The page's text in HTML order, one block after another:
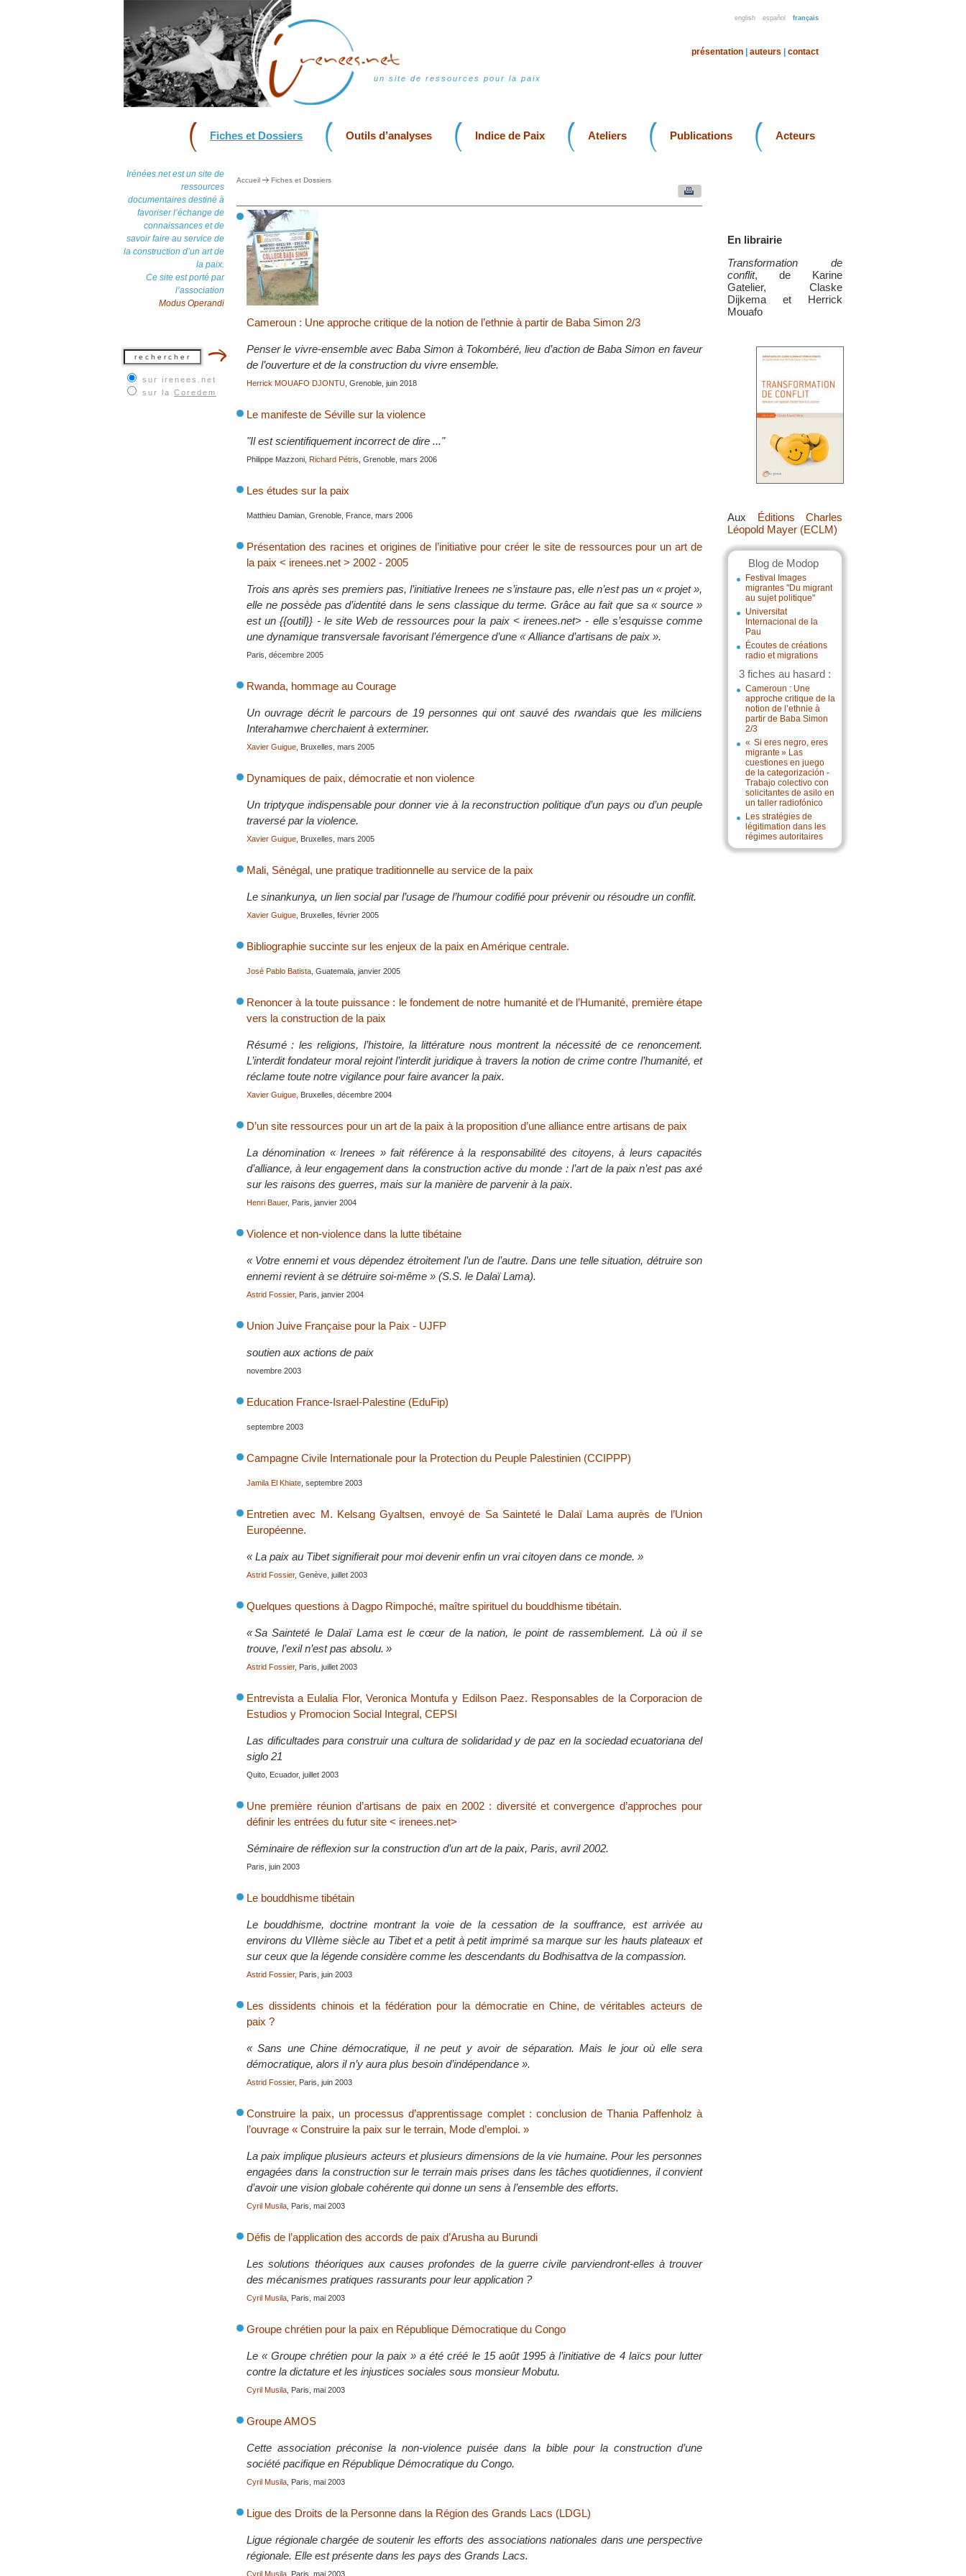
english español français
un site de ressources pour la paix
présentation auteurs contact
Fiches et Dossiers Outils d’analyses Indice de Paix Ateliers Publications Acteurs
Irénées.net est un site de
ressources
documentaires destiné à
favoriser l’échange de
connaissances et de
savoir faire au service de
la construction d’un art de
la paix.
Ce site est porté par
l’association
Modus Operandi
sur irenees.net
sur la Coredem
En librairie
Transformation de
conflit, de Karine
Gatelier, Claske
Dijkema et Herrick
Mouafo
Aux Éditions Charles
Léopold Mayer (ECLM)
Blog de Modop
Festival Images
migrantes "Du migrant
au sujet politique"
Universitat
Internacional de la
Pau
Écoutes de créations
radio et migrations
3 fiches au hasard :
Cameroun : Une
approche critique de la
notion de l’ethnie à
partir de Baba Simon
2/3
« Si eres negro, eres
migrante » Las
cuestiones en juego
de la categorización -
Trabajo colectivo con
solicitantes de asilo en
un taller radiofónico
Les stratégies de
légitimation dans les
régimes autoritaires
Accueil Fiches et Dossiers
Cameroun : Une approche critique de la notion de l’ethnie à partir de Baba Simon 2/3
Penser le vivre-ensemble avec Baba Simon à Tokombéré, lieu d’action de Baba Simon en faveur
de l’ouverture et de la construction du vivre ensemble.
Herrick MOUAFO DJONTU , Grenoble, juin 2018
Le manifeste de Séville sur la violence
"Il est scientifiquement incorrect de dire ..."
Philippe Mazzoni, Richard Pétris , Grenoble, mars 2006
Les études sur la paix
Matthieu Damian, Grenoble, France, mars 2006
Présentation des racines et origines de l’initiative pour créer le site de ressources pour un art de
la paix < irenees.net > 2002 - 2005
Trois ans après ses premiers pas, l’initiative Irenees ne s’instaure pas, elle n’est pas un « projet »,
elle ne possède pas d’identité dans le sens classique du terme. Grâce au fait que sa « source »
est un {{outil}} - le site Web de ressources pour la paix < irenees.net> - elle s’esquisse comme
une dynamique transversale favorisant l’émergence d’une « Alliance d’artisans de paix ».
Paris, décembre 2005
Rwanda, hommage au Courage
Un ouvrage décrit le parcours de 19 personnes qui ont sauvé des rwandais que les miliciens
Interahamwe cherchaient à exterminer.
Xavier Guigue , Bruxelles, mars 2005
Dynamiques de paix, démocratie et non violence
Un triptyque indispensable pour donner vie à la reconstruction politique d’un pays ou d’un peuple
traversé par la violence.
Xavier Guigue , Bruxelles, mars 2005
Mali, Sénégal, une pratique traditionnelle au service de la paix
Le sinankunya, un lien social par l’usage de l’humour codifié pour prévenir ou résoudre un conflit.
Xavier Guigue , Bruxelles, février 2005
Bibliographie succinte sur les enjeux de la paix en Amérique centrale.
José Pablo Batista , Guatemala, janvier 2005
Renoncer à la toute puissance : le fondement de notre humanité et de l’Humanité, première étape
vers la construction de la paix
Résumé : les religions, l’histoire, la littérature nous montrent la nécessité de ce renoncement.
L’interdit fondateur moral rejoint l’interdit juridique à travers la notion de crime contre l’humanité, et
réclame toute notre vigilance pour faire avancer la paix.
Xavier Guigue , Bruxelles, décembre 2004
D’un site ressources pour un art de la paix à la proposition d’une alliance entre artisans de paix
La dénomination « Irenees » fait référence à la responsabilité des citoyens, à leurs capacités
d’alliance, à leur engagement dans la construction active du monde : l’art de la paix n’est pas axé
sur les raisons des guerres, mais sur la manière de parvenir à la paix.
Henri Bauer, Paris, janvier 2004
Violence et non-violence dans la lutte tibétaine
« Votre ennemi et vous dépendez étroitement l’un de l’autre. Dans une telle situation, détruire son
ennemi revient à se détruire soi-même » (S.S. le Dalaï Lama).
Astrid Fossier, Paris, janvier 2004
Union Juive Française pour la Paix - UJFP
soutien aux actions de paix
novembre 2003
Education France-Israel-Palestine (EduFip)
septembre 2003
Campagne Civile Internationale pour la Protection du Peuple Palestinien (CCIPPP)
Jamila El Khiate , septembre 2003
Entretien avec M. Kelsang Gyaltsen, envoyé de Sa Sainteté le Dalaï Lama auprès de l’Union
Européenne.
« La paix au Tibet signifierait pour moi devenir enfin un vrai citoyen dans ce monde. »
Astrid Fossier, Genève, juillet 2003
Quelques questions à Dagpo Rimpoché, maître spirituel du bouddhisme tibétain.
« Sa Sainteté le Dalaï Lama est le cœur de la nation, le point de rassemblement. Là où il se
trouve, l’exil n’est pas absolu. »
Astrid Fossier, Paris, juillet 2003
Entrevista a Eulalia Flor, Veronica Montufa y Edilson Paez. Responsables de la Corporacion de
Estudios y Promocion Social Integral, CEPSI
Las dificultades para construir una cultura de solidaridad y de paz en la sociedad ecuatoriana del
siglo 21
Quito, Ecuador, juillet 2003
Une première réunion d’artisans de paix en 2002 : diversité et convergence d’approches pour
définir les entrées du futur site < irenees.net>
Séminaire de réflexion sur la construction d’un art de la paix, Paris, avril 2002.
Paris, juin 2003
Le bouddhisme tibétain
Le bouddhisme, doctrine montrant la voie de la cessation de la souffrance, est arrivée au
environs du VIIème siècle au Tibet et a petit à petit imprimé sa marque sur les hauts plateaux et
sur ceux que la légende considère comme les descendants du Bodhisattva de la compassion.
Astrid Fossier, Paris, juin 2003
Les dissidents chinois et la fédération pour la démocratie en Chine, de véritables acteurs de
paix ?
« Sans une Chine démocratique, il ne peut y avoir de séparation. Mais le jour où elle sera
démocratique, alors il n’y aura plus besoin d’indépendance ».
Astrid Fossier, Paris, juin 2003
Construire la paix, un processus d’apprentissage complet : conclusion de Thania Paffenholz à
l’ouvrage « Construire la paix sur le terrain, Mode d’emploi. »
La paix implique plusieurs acteurs et plusieurs dimensions de la vie humaine. Pour les personnes
engagées dans la construction sur le terrain mais prises dans les tâches quotidiennes, il convient
d’avoir une vision globale cohérente qui donne un sens à l’ensemble des efforts.
Cyril Musila , Paris, mai 2003
Défis de l’application des accords de paix d’Arusha au Burundi
Les solutions théoriques aux causes profondes de la guerre civile parviendront-elles à trouver
des mécanismes pratiques rassurants pour leur application ?
Cyril Musila , Paris, mai 2003
Groupe chrétien pour la paix en République Démocratique du Congo
Le « Groupe chrétien pour la paix » a été créé le 15 août 1995 à l’initiative de 4 laïcs pour lutter
contre la dictature et les injustices sociales sous monsieur Mobutu.
Cyril Musila , Paris, mai 2003
Groupe AMOS
Cette association préconise la non-violence puisée dans la bible pour la construction d’une
société pacifique en République Démocratique du Congo.
Cyril Musila , Paris, mai 2003
Ligue des Droits de la Personne dans la Région des Grands Lacs (LDGL)
Ligue régionale chargée de soutenir les efforts des associations nationales dans une perspective
régionale. Elle est présente dans les pays des Grands Lacs.
Cyril Musila , Paris, mai 2003